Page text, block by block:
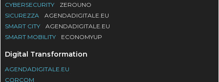
CYBERSECURITY
ZEROUNO
SICUREZZA
AGENDADIGITALE.EU
SMART CITY
AGENDADIGITALE.EU
SMART MOBILITY
ECONOMYUP
Digital Transformation
AGENDADIGITALE.EU
CORCOM